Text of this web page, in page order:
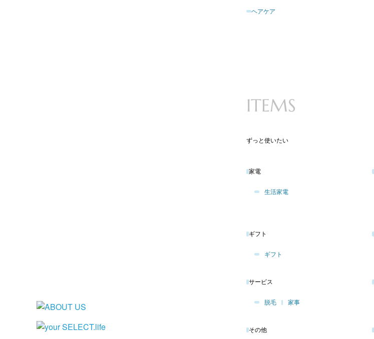
ヘアケア
ITEMS
ずっと使いたい
家電
生活家電
ギフト
ギフト
サービス
脱毛 家事
その他